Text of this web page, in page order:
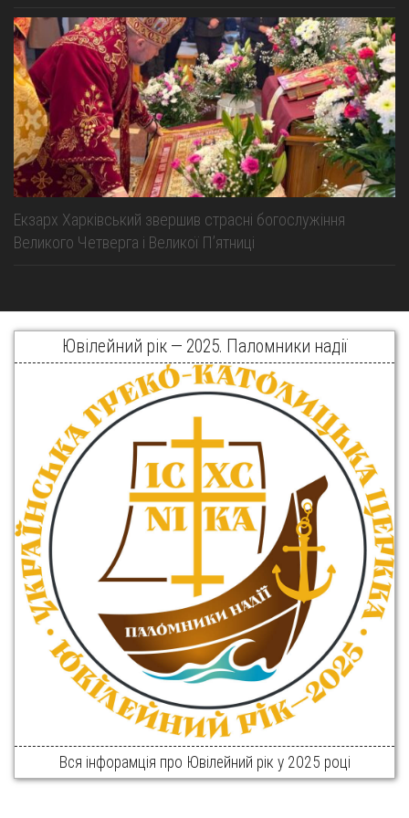
Екзарх Харківський звершив страсні богослужіння
Великого Четверга і Великої Пʼятниці
Ювілейний рік — 2025. Паломники надії
Вся інфорамція про Ювілейний рік у 2025 році